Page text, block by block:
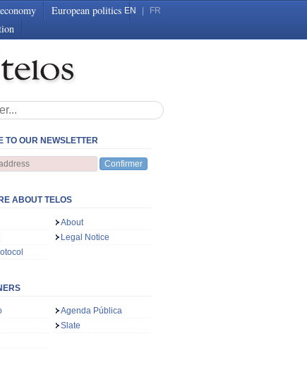
European politics EN FR
TO OUR NEWSLETTER
Confirmer
ABOUT TELOS
About
Legal Notice
Agenda Pública
Slate